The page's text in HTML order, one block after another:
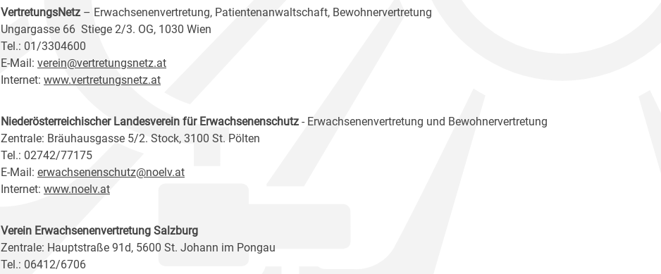
VertretungsNetz – Erwachsenenvertretung, Patientenanwaltschaft, Bewohnervertretung
Ungargasse 66 Stiege 2/3. OG, 1030 Wien
Tel.: 01/3304600
E-Mail: verein@vertretungsnetz.at
Internet: www.vertretungsnetz.at
Niederösterreichischer Landesverein für Erwachsenenschutz - Erwachsenenvertretung und Bewohnervertretung
Zentrale: Bräuhausgasse 5/2. Stock, 3100 St. Pölten
Tel.: 02742/77175
E-Mail: erwachsenenschutz@noelv.at
Internet: www.noelv.at
Verein Erwachsenenvertretung Salzburg
Zentrale: Hauptstraße 91d, 5600 St. Johann im Pongau
Tel.: 06412/6706